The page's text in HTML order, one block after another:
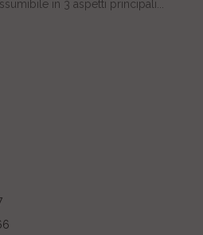
in 3 aspetti principali...